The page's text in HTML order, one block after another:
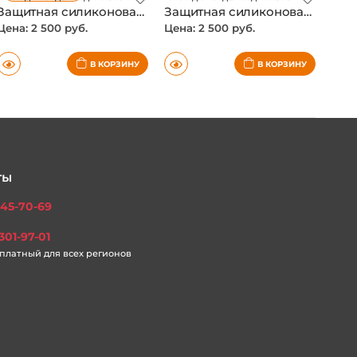
Защитная силиконовая накладка на центральную консоль VW Teramont Pro 2025-, цвет черный
2 500 руб.
В КОРЗИНУ
Защитная силиконовая накладка на центральную консоль VW Teramont Pro 2025-, цвет серый
Цена: 2 500 руб.
В КОРЗИНУ
70-69
97-01
для всех регионов